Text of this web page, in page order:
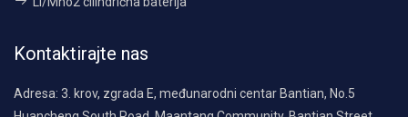
Kontaktirajte nas
Adresa: 3. krov, zgrada E, međunarodni centar Bantian, No.5